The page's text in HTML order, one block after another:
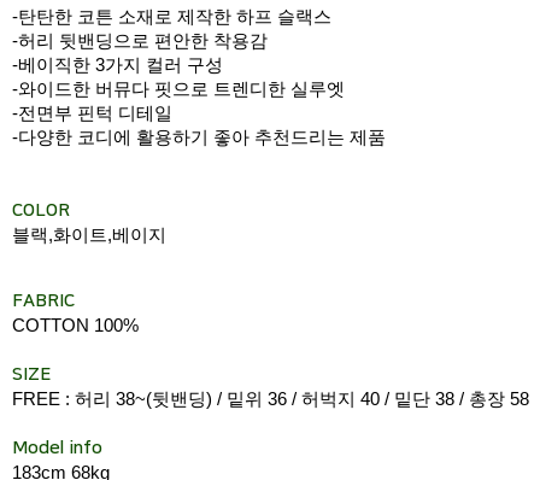
-탄탄한 코튼 소재로 제작한 하프 슬랙스
-허리 뒷밴딩으로 편안한 착용감
-베이직한 3가지 컬러 구성
-와이드한 버뮤다 핏으로 트렌디한 실루엣
-전면부 핀턱 디테일
-다양한 코디에 활용하기 좋아 추천드리는 제품
COLOR
블랙,화이트,베이지
FABRIC
COTTON 100%
SIZE
FREE : 허리 38~(뒷밴딩) / 밑위 36 / 허벅지 40 / 밑단 38 / 총장 58
Model info
183cm 68kg